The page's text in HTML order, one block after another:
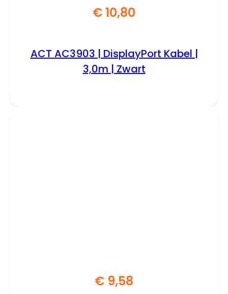
€10,80
ACT AC3903 | DisplayPort Kabel |
3,0m | Zwart
€ 9,58